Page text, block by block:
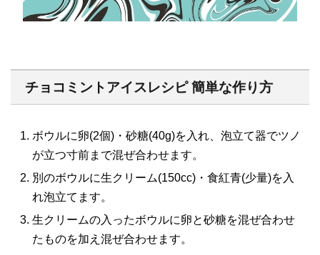
チョコミントアイスレシピ 簡単な作り方
ボウルに卵(2個)・砂糖(40g)を入れ、泡立て器でツノ
が立つ寸前まで混ぜ合わせます。
別のボウルに生クリーム(150cc)・食紅青(少量)を入
れ泡立てます。
生クリームの入ったボウルに卵と砂糖を混ぜ合わせ
たものを加え混ぜ合わせます。